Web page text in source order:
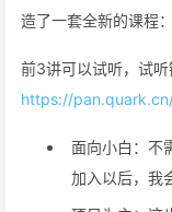
造了一套全新的课程：
前3讲可以试听，试听
https://
面向小白：不
加入以后，我